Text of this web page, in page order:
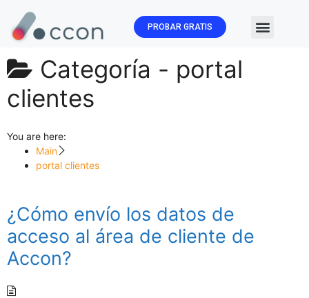
PROBAR GRATIS
Categoría - portal
clientes
You are here:
Main
portal clientes
¿Cómo envío los datos de
acceso al área de cliente de
Accon?